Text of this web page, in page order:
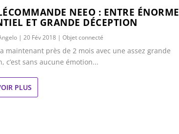
NEEO : ENTRE ÉNORME
ET GRANDE DÉCEPTION
|20 Fév 2018 |Objet connecté
maintenant près de 2 mois avec une assez grande
c’est sans aucune émotion...
PLUS